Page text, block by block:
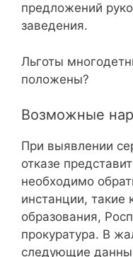
предложений
заведения.
Льготы
положены?
Возможные
При выявлении
отказе
необходимо
инстанции, такие
образования,
прокуратура. В
следующие